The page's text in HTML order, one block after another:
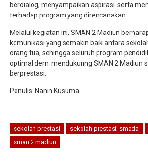
berdialog, menyampaikan aspirasi, serta
terhadap program yang direncanakan.
Melalui kegiatan ini, SMAN 2 Madiun
komunikasi yang semakin baik antara
orang tua, sehingga seluruh program
optimal demi mendukunng SMAN 2 Madiun
berprestasi.
Penulis: Nanin Kusuma
sekolah prestasi sekolah prestasi; smada
sman 2 madiun